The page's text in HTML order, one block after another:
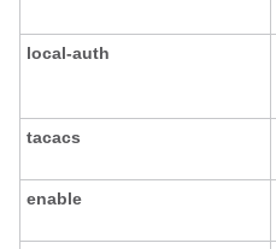
local-auth
tacacs
enable